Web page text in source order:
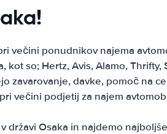
večini ponudnikov najema
so; Hertz, Avis, Alamo, Thrifty,
zavarovanje, davke, pomoč na
večini podjetij za najem
državi Osaka in najdemo